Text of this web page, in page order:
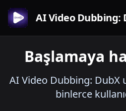
AI Video Dubbing:
Başlamaya
AI Video Dubbing: DubX
binlerce